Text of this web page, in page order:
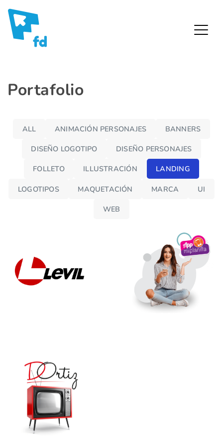
SkipPortafolio
ALL ANIMACIÓN PERSONAJES BANNERS
DISEÑO LOGOTIPO DISEÑO PERSONAJES
FOLLETO ILLUSTRACIÓN LANDING
LOGOTIPOS MAQUETACIÓN MARCA UI
WEB
Landing
miplanilla